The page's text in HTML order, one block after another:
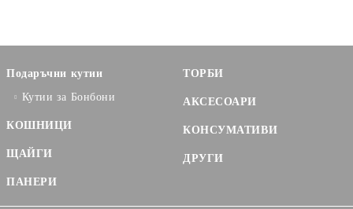
Подаръчни кутии
Кутии за Бонбони
КОШНИЦИ
ЩАЙГИ
ПАНЕРИ
ТОРБИ
АКСЕСОАРИ
КОНСУМАТИВИ
ДРУГИ